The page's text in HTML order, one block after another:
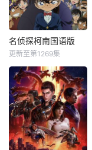
名侦探柯南国语版
更新至第1269集